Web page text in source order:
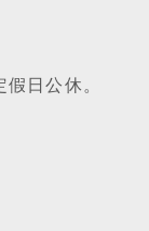
日公休。